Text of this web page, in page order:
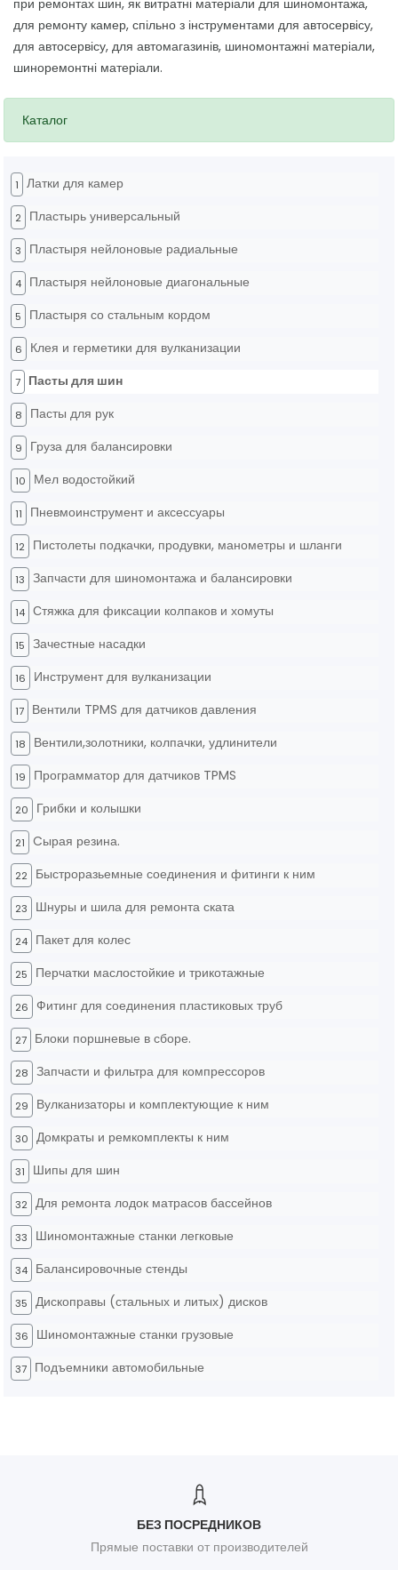
Каталог
1 Латки для камер
2 Пластырь универсальный
3 Пластыря нейлоновые радиальные
4 Пластыря нейлоновые диагональные
5 Пластыря со стальным кордом
6 Клея и герметики для вулканизации
7 Пасты для шин
8 Пасты для рук
9 Груза для балансировки
10 Мел водостойкий
11 Пневмоинструмент и аксессуары
12 Пистолеты подкачки, продувки, манометры и шланги
13 Запчасти для шиномонтажа и балансировки
14 Стяжка для фиксации колпаков и хомуты
15 Зачестные насадки
16 Инструмент для вулканизации
17 Вентили TPMS для датчиков давления
18 Вентили,золотники, колпачки, удлинители
19 Программатор для датчиков TPMS
20 Грибки и колышки
21 Cырая резина.
22 Быстроразьемные соединения и фитинги к ним
23 Шнуры и шила для ремонта ската
24 Пакет для колес
25 Перчатки маслостойкие и трикотажные
26 Фитинг для соединения пластиковых труб
27 Блоки поршневые в сборе.
28 Запчасти и фильтра для компрессоров
29 Вулканизаторы и комплектующие к ним
30 Домкраты и ремкомплекты к ним
31 Шипы для шин
32 Для ремонта лодок матрасов бассейнов
33 Шиномонтажные станки легковые
34 Балансировочные стенды
35 Дископравы (стальных и литых) дисков
36 Шиномонтажные станки грузовые
37 Подъемники автомобильные
при ремонтах шин, як витратні матеріали для шиномонтажа,
для ремонту камер, спільно з інструментами для автосервісу,
для автосервісу, для автомагазинів, шиномонтажні матеріали,
шиноремонтні матеріали.
БЕЗ ПОСРЕДНИКОВ
Прямые поставки от производителей